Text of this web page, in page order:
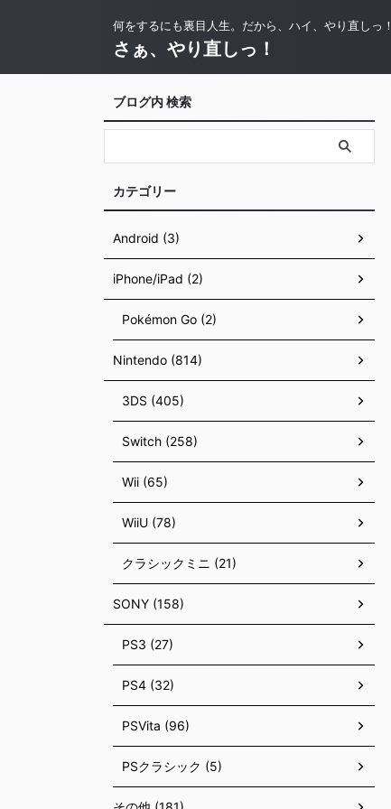
何をするにも裏目人生。だから、ハイ、やり直しっ！
さぁ、やり直しっ！
ブログ内 検索
カテゴリー
Android (3)
iPhone/iPad (2)
Pokémon Go (2)
Nintendo (814)
3DS (405)
Switch (258)
Wii (65)
WiiU (78)
クラシックミニ (21)
SONY (158)
PS3 (27)
PS4 (32)
PSVita (96)
PSクラシック (5)